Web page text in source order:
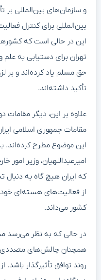
و سازمان‌های بین‌المللی بر
بین‌المللی برای کنترل
این در حالی است که
تهران برای دستیابی به
حق مسلم یاد کرده‌اند و بر
تأکید داشته‌اند.
علاوه بر این، دیگر
مقامات جمهوری اسلامی
این موضوع مطرح کرده‌اند.
امیرعبداللهیان، وزیر امور
که ایران هیچ گاه به
از فعالیت‌های هسته‌ای
کشور می‌داند.
در حالی که به نظر می‌رسد
همچنان چالش‌های متعددی
روند توافق تأثیرگذار